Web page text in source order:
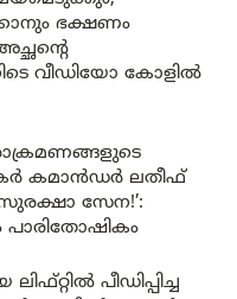
ഭക്ഷണം
വീഡിയോ കോളിൽ
കമാൻഡർ ലതീഫ്
സുരക്ഷാ സേന!’:
പീഡിപ്പിച്ച